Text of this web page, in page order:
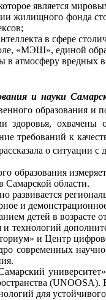
является
жилищного фонда
в сфере
«МЭШ», единой
атмосферу вредных
и науки
образования
охвачены
требований к
о
образования
Самарской области.
развивается
и
детей в возрасте
технологий
и Центр
современных
для